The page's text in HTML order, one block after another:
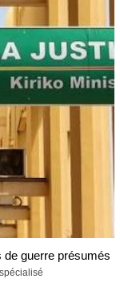
de guerre présumés